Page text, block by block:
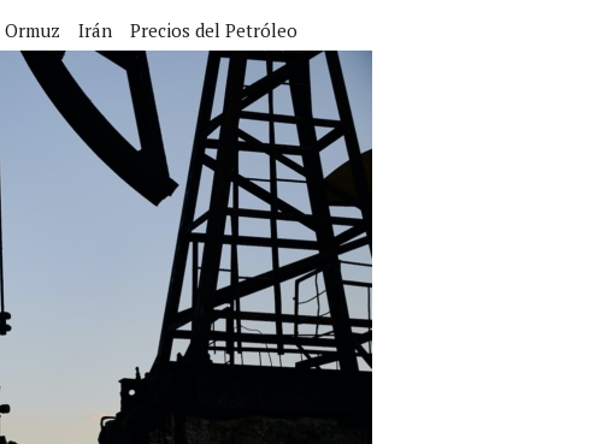
EL MISMO DÍA EN SECTORES VECINOS
DE LAS UÑAS BONITAS’ 42 DÍAS DESPUÉS DE LOS TERREMOTOS EN LA GUAIRA
Irán Precios del Petróleo